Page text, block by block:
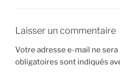
Laisser un commentaire
Votre adresse e-mail ne sera
obligatoires sont indiqués